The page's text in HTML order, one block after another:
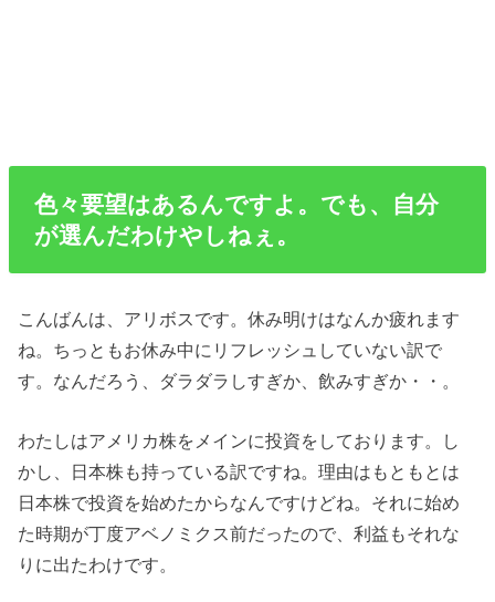
色々要望はあるんですよ。でも、自分
が選んだわけやしねぇ。
こんばんは、アリボスです。休み明けはなんか疲れます
ね。ちっともお休み中にリフレッシュしていない訳で
す。なんだろう、ダラダラしすぎか、飲みすぎか・・。
わたしはアメリカ株をメインに投資をしております。し
かし、日本株も持っている訳ですね。理由はもともとは
日本株で投資を始めたからなんですけどね。それに始め
た時期が丁度アベノミクス前だったので、利益もそれな
りに出たわけです。